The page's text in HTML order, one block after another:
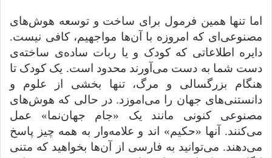
اما تنها همین فرمول برای ساخت و توسعه هوش‌های
مصنوعی‌ای که امروزه با آن‌ها مواجهیم، کافی نیست.
دایره اطلاعاتی که کودک و یا ربات ساده‌ی ساخته‌ی
دست شما به دست می‌آورند محدود است. یک کودک تا
هنگام بزرگسالی و مرگ، تنها بخشی از علوم و
دانستنی‌های جهان را می‌اموزد. در حالی که هوش‌های
مصنوعی کنونی مانند یک «جام جهان‌نما» عمل
می‌کنند. آنها «حکیم» اند و علامه‌وار به همه چیز پاسخ
می‌دهند. می‌توانید به فارسی از آن‌ها بخواهید که متنی